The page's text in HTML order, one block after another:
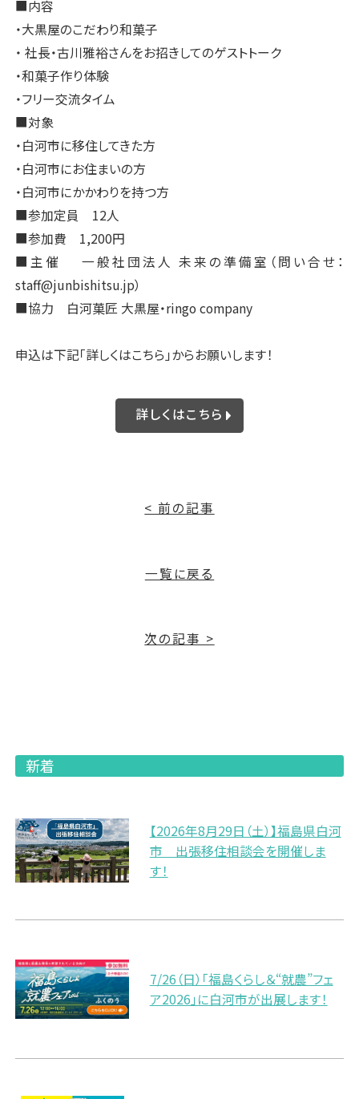
■内容
・大黒屋のこだわり和菓子
・ 社長・古川雅裕さんをお招きしてのゲストトーク
・和菓子作り体験
・フリー交流タイム
■対象
・白河市に移住してきた方
・白河市にお住まいの方
・白河市にかかわりを持つ方
■参加定員 12人
■参加費 1,200円
■主催 一般社団法人 未来の準備室（問い合せ：
staff@junbishitsu.jp）
■協力 白河菓匠 大黒屋・ringo company
申込は下記「詳しくはこちら」からお願いします！
詳しくはこちら
< 前の記事
一覧に戻る
次の記事 >
新着
【2026年8月29日（土）】福島県白河
市 出張移住相談会を開催しま
す！
7/26（日）「福島くらし＆“就農”フェ
ア2026」に白河市が出展します！